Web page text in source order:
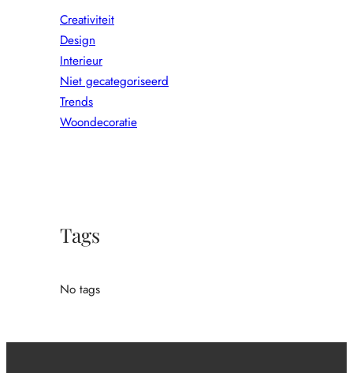
Creativiteit
Design
Interieur
Niet gecategoriseerd
Trends
Woondecoratie
Tags
No tags